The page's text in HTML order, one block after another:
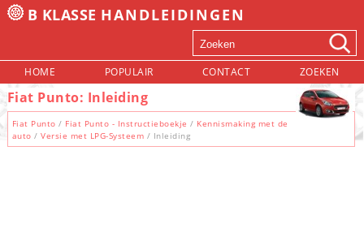
B KLASSE HANDLEIDINGEN
HOME POPULAIR CONTACT ZOEKEN
Fiat Punto: Inleiding
Fiat Punto / Fiat Punto - Instructieboekje / Kennismaking met de
auto /Versie met LPG-Systeem / Inleiding